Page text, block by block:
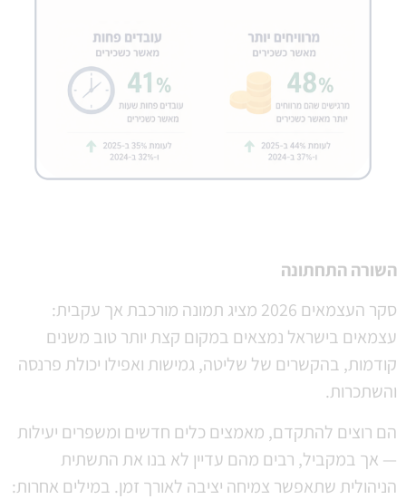
השורה התחתונה
סקר העצמאים 2026 מציג תמונה מורכבת אך עקבית:
עצמאים בישראל נמצאים במקום קצת יותר טוב משנים
קודמות, בהקשרים של שליטה, גמישות ואפילו יכולת פרנסה
והשתכרות.
הם רוצים להתקדם, מאמצים כלים חדשים ומשפרים יעילות
— אך במקביל, רבים מהם עדיין לא בנו את התשתית
הניהולית שתאפשר צמיחה יציבה לאורך זמן. במילים אחרות: